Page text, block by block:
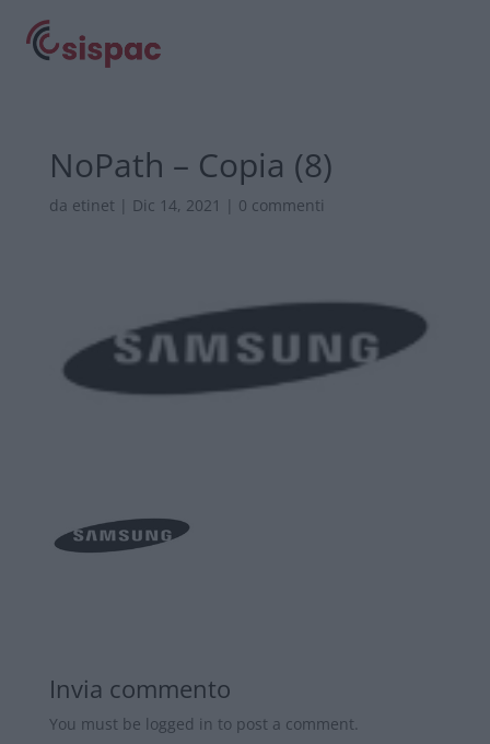
NoPath – Copia (8)
da etinet | Dic 14, 2021 | 0 commenti
Invia commento
You must be logged in to post a comment.